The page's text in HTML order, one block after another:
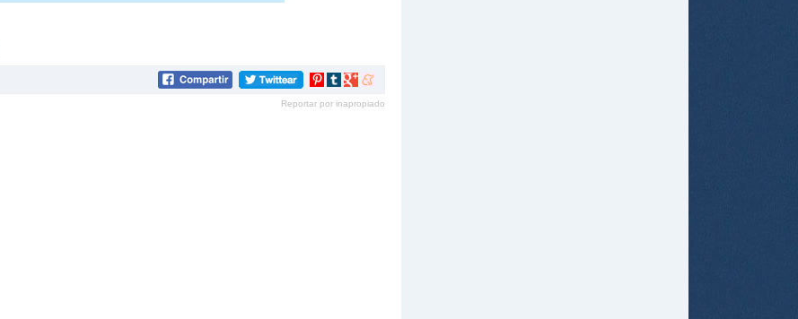
Compartir
Pinterest
Compartir
tumblr
Compartir
Google+
Compartir
meneame
Reportar por inapropiado